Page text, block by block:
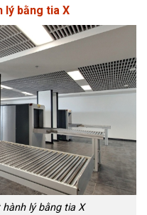
lý bằng tia X
lý bằng tia X